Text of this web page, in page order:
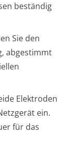
beständig
Sie den
abgestimmt
Elektroden
ein.
für das